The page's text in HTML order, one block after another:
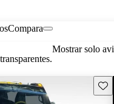
Compara
Mostrar solo